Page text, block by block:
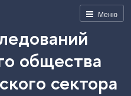
Меню
общества
сектора